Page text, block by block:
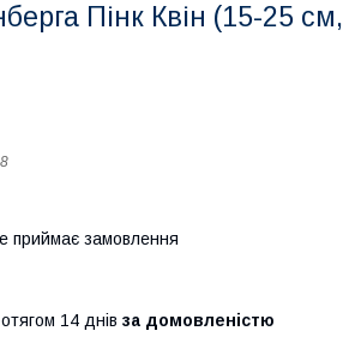
Пінк Квін (15-25 см,
приймає замовлення
14 днів за домовленістю